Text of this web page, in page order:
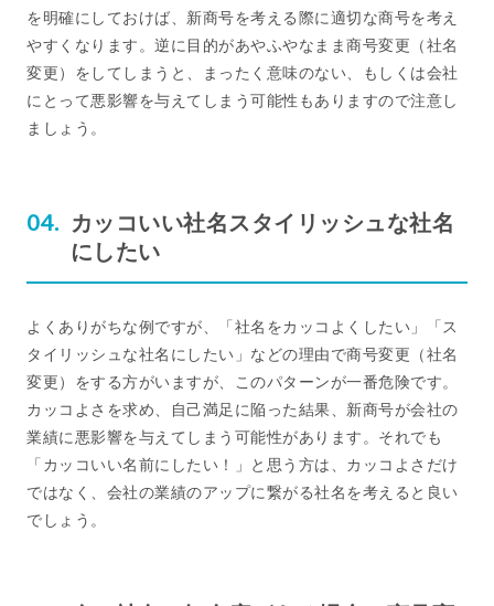
を明確にしておけば、新商号を考える際に適切な商号を考え
やすくなります。逆に目的があやふやなまま商号変更（社名
変更）をしてしまうと、まったく意味のない、もしくは会社
にとって悪影響を与えてしまう可能性もありますので注意し
ましょう。
カッコいい社名スタイリッシュな社名
にしたい
よくありがちな例ですが、「社名をカッコよくしたい」「ス
タイリッシュな社名にしたい」などの理由で商号変更（社名
変更）をする方がいますが、このパターンが一番危険です。
カッコよさを求め、自己満足に陥った結果、新商号が会社の
業績に悪影響を与えてしまう可能性があります。それでも
「カッコいい名前にしたい！」と思う方は、カッコよさだけ
ではなく、会社の業績のアップに繋がる社名を考えると良い
でしょう。